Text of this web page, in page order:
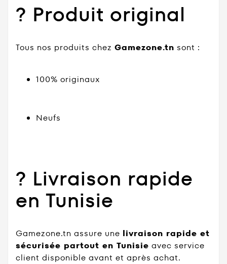
? Produit original
Tous nos produits chez Gamezone.tn sont :
100% originaux
Neufs
? Livraison rapide
en Tunisie
Gamezone.tn assure une livraison rapide et
sécurisée partout en Tunisie avec service
client disponible avant et après achat.